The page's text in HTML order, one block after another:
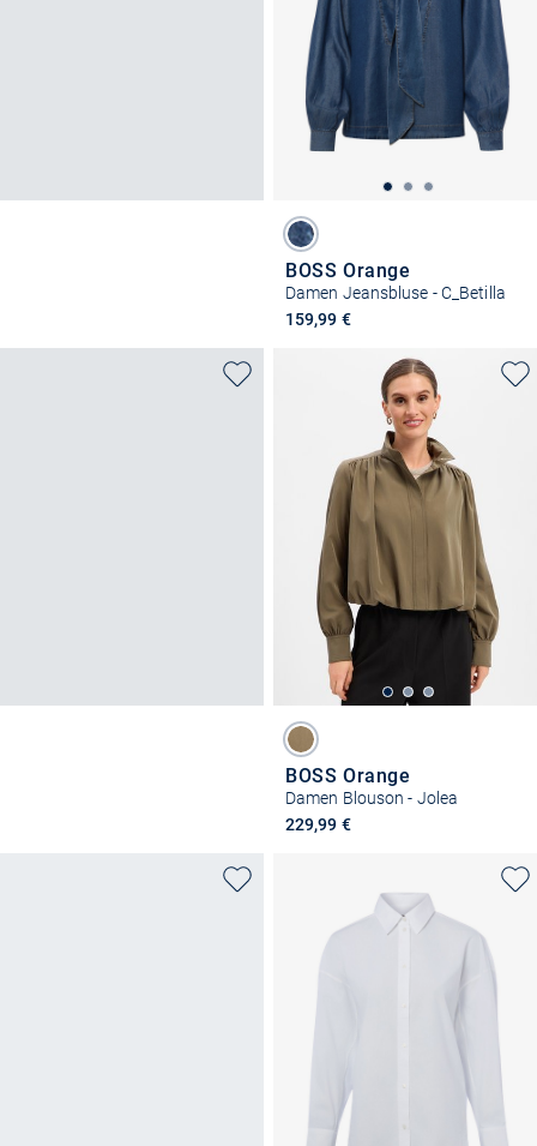
BOSS Orange
Damen Jeansbluse - C_Betilla
159,99 €
BOSS Orange
Damen Blouson - Jolea
229,99 €